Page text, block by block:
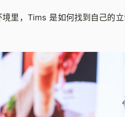
里，Tims 是如何找到自己的立